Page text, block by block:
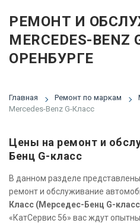
РЕМОНТ И
MERCEDES-
ОРЕНБУРГЕ
Главная Ремонт по маркам
Mercedes-Benz G-Класс
Цены на ремонт и
Бенц G-класс
В данном разделе
ремонт и обслуживание
Класс (Мерседес-Бенц G-
«КатСервис 56» вас ждут